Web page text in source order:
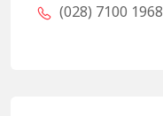
(028) 7100 1968